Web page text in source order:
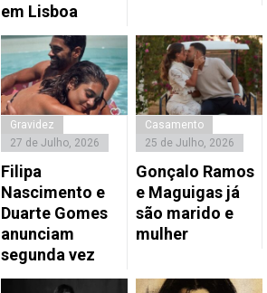
em Lisboa
Gravidez
27 de Julho, 2026
Filipa
Nascimento e
Duarte Gomes
anunciam
segunda vez
Casamento
25 de Julho, 2026
Gonçalo Ramos
e Maguigas já
são marido e
mulher